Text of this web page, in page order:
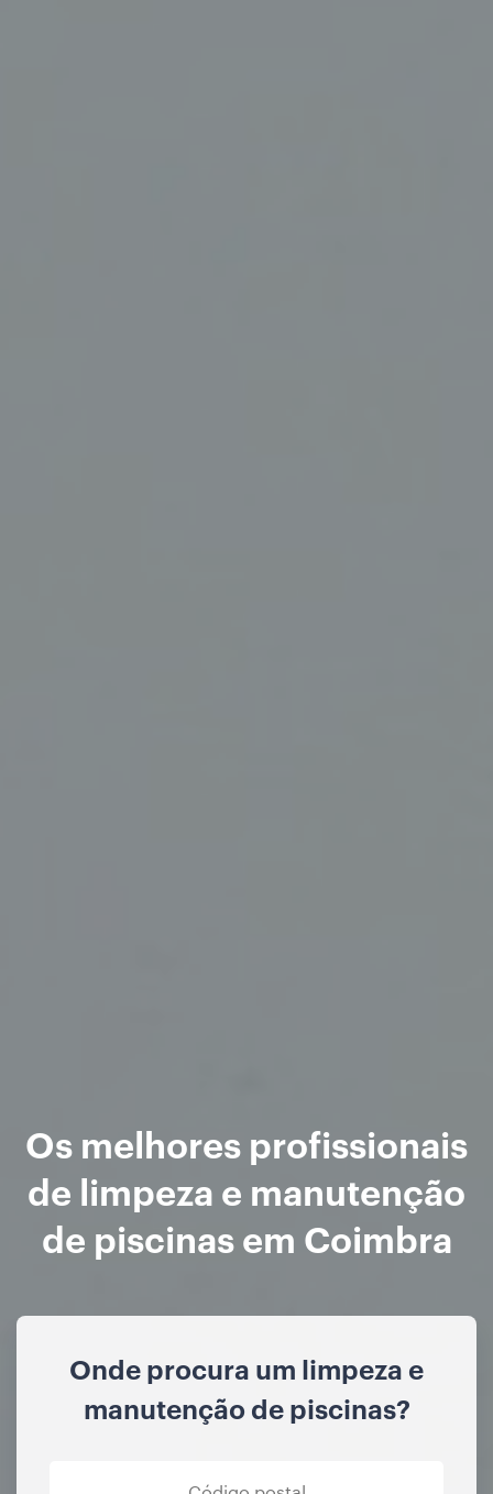
Os melhores profissionais
de limpeza e manutenção
de piscinas em Coimbra
Onde procura um limpeza e
manutenção de piscinas?